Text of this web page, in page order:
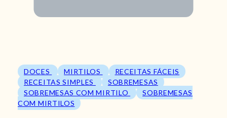
DOCES MIRTILOS
RECEITAS FÁCEIS
RECEITAS SIMPLES
SOBREMESAS
SOBREMESAS COM MIRTILO
SOBREMESAS
COM MIRTILOS